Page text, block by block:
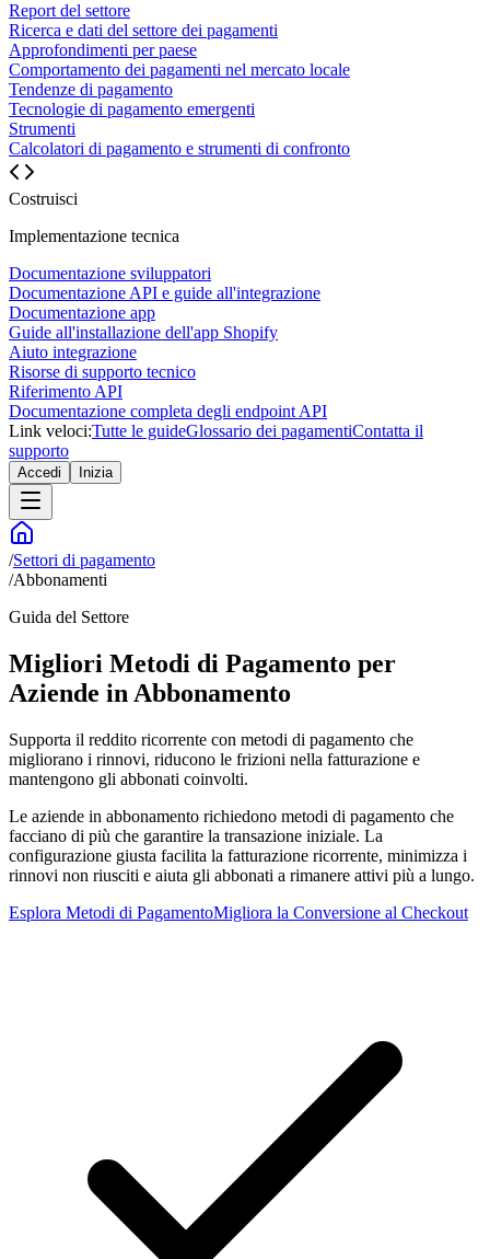
Report del settore
Ricerca e dati del settore dei pagamenti
Approfondimenti per paese
Comportamento dei pagamenti nel mercato locale
Tendenze di pagamento
Tecnologie di pagamento emergenti
Strumenti
Calcolatori di pagamento e strumenti di confronto
Costruisci
Implementazione tecnica
Documentazione sviluppatori
Documentazione API e guide all'integrazione
Documentazione app
Guide all'installazione dell'app Shopify
Aiuto integrazione
Risorse di supporto tecnico
Riferimento API
Documentazione completa degli endpoint API
Link veloci:Tutte le guideGlossario dei pagamentiContatta il
supporto
Accedi Inizia
/Settori di pagamento
/Abbonamenti
Guida del Settore
Migliori Metodi di Pagamento per
Aziende in Abbonamento
Supporta il reddito ricorrente con metodi di pagamento che
migliorano i rinnovi, riducono le frizioni nella fatturazione e
mantengono gli abbonati coinvolti.
Le aziende in abbonamento richiedono metodi di pagamento che
facciano di più che garantire la transazione iniziale. La
configurazione giusta facilita la fatturazione ricorrente, minimizza i
rinnovi non riusciti e aiuta gli abbonati a rimanere attivi più a lungo.
Esplora Metodi di PagamentoMigliora la Conversione al Checkout